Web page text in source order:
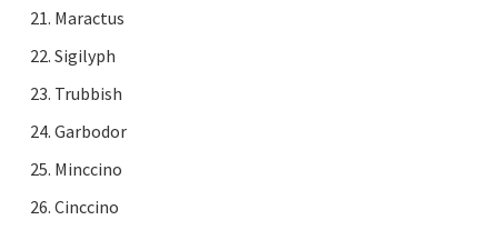
Maractus
Sigilyph
Trubbish
Garbodor
Minccino
Cinccino